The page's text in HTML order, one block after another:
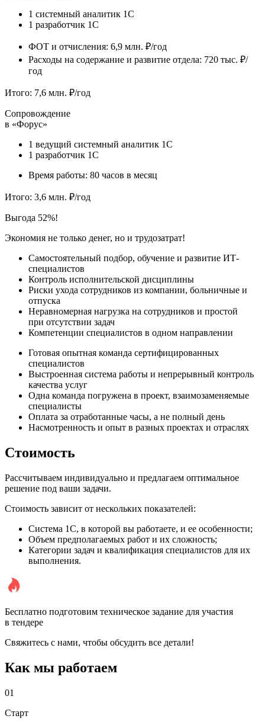
1 системный аналитик 1С
1 разработчик 1С
ФОТ и отчисления: 6,9 млн. ₽/год
Расходы на содержание и развитие отдела: 720 тыс. ₽/
год
Итого: 7,6 млн. ₽/год
Сопровождение
в «Форус»
1 ведущий системный аналитик 1С
1 разработчик 1С
Время работы: 80 часов в месяц
Итого: 3,6 млн. ₽/год
Выгода 52%!
Экономия не только денег, но и трудозатрат!
Самостоятельный подбор, обучение и развитие ИТ-
специалистов
Контроль исполнительской дисциплины
Риски ухода сотрудников из компании, больничные и
отпуска
Неравномерная нагрузка на сотрудников и простой
при отсутствии задач
Компетенции специалистов в одном направлении
Готовая опытная команда сертифицированных
специалистов
Выстроенная система работы и непрерывный контроль
качества услуг
Одна команда погружена в проект, взаимозаменяемые
специалисты
Оплата за отработанные часы, а не полный день
Насмотренность и опыт в разных проектах и отраслях
Стоимость
Рассчитываем индивидуально и предлагаем оптимальное
решение под ваши задачи.
Стоимость зависит от нескольких показателей:
Система 1С, в которой вы работаете, и ее особенности;
Объем предполагаемых работ и их сложность;
Категории задач и квалификация специалистов для их
выполнения.
Бесплатно подготовим техническое задание для участия
в тендере
Свяжитесь с нами, чтобы обсудить все детали!
Как мы работаем
01
Старт